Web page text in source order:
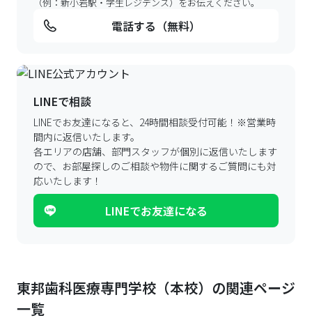
（例：新小岩駅・学生レジデンス）をお伝えください。
電話する（無料）
LINEで相談
LINEでお友達になると、24時間相談受付可能！ ※営業時
間内に返信いたします。
各エリアの店舗、部門スタッフが個別に返信いたします
ので、 お部屋探しのご相談や物件に関するご質問にも対
応いたします！
LINEでお友達になる
東邦歯科医療専門学校（本校）の関連ページ
一覧